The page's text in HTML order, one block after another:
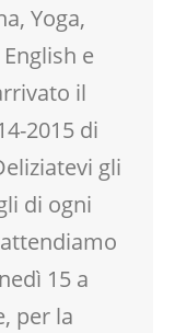
Yoga,
e
il
2015 di
gli
di ogni
15 a
per la